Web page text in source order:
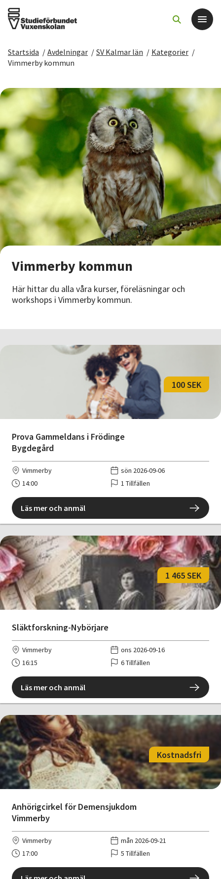
Det här gör vi
För dig som
Sök kurser och evenemang
Om SV
Starta studiecirkel
Cirkelledare
Nyheter
Lyssna
Startsida / Avdelningar / SV Kalmar län / Kategorier /
Vimmerby kommun
Vimmerby kommun
Här hittar du alla våra kurser, föreläsningar och
workshops i Vimmerby kommun.
Prova Gammeldans i Frödinge
Bygdegård
100 SEK
Vimmerby
sön 2026-09-06
14:00
1 Tillfällen
Läs mer och anmäl
Släktforskning-Nybörjare
1 465 SEK
Vimmerby
ons 2026-09-16
16:15
6 Tillfällen
Läs mer och anmäl
Anhörigcirkel för Demensjukdom
Vimmerby
Kostnadsfri
Vimmerby
mån 2026-09-21
17:00
5 Tillfällen